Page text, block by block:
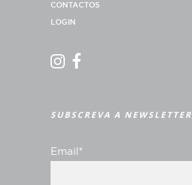
CONTACTOS
LOGIN
SUBSCREVA A NEWSLETTER
Email*